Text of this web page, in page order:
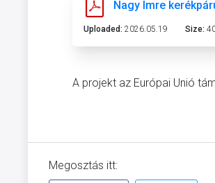
Nagy Imre
Uploaded: 2026.05.19 Size:
A projekt az Európai Unió
Megosztás itt: